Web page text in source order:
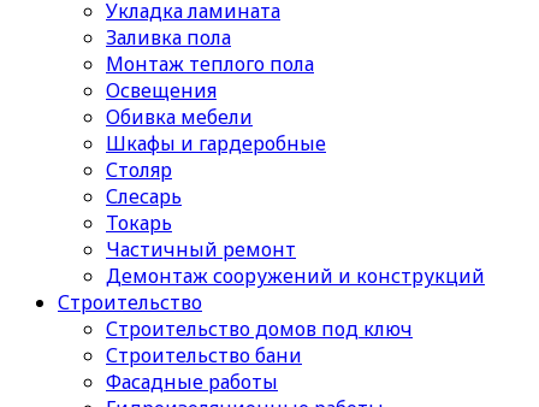
Укладка ламината
Заливка пола
Монтаж теплого пола
Освещения
Обивка мебели
Шкафы и гардеробные
Столяр
Слесарь
Токарь
Частичный ремонт
Демонтаж сооружений и конструкций
Строительство
Строительство домов под ключ
Строительство бани
Фасадные работы